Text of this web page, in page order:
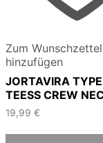
Zum Wunschzettel
hinzufügen
JORTAVIRA
TEESS CREW
19,99 €